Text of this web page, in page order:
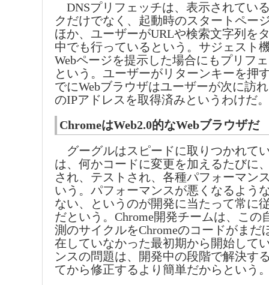
DNSプリフェッチは、表示されてい
クだけでなく、起動時のスタートペー
ほか、ユーザーがURLや検索文字列を
中でも行っているという。サジェスト
Webページを提示した場合にもプリフ
という。ユーザーがリターンキーを押
でにWebブラウザはユーザーが次に訪
のIPアドレスを取得済みというわけだ。
ChromeはWeb2.0的なWebブラウザだ
グーグルはスピードに取りつかれて
は、何かコードに変更を加えるたびに
され、テストされ、各種パフォーマン
いう。パフォーマンスが悪くなるよう
ない、というのが開発に当たって常に
だという。Chrome開発チームは、この
測のサイクルをChromeのコードがまだ
在していなかった最初期から開始して
ンスの問題は、開発中の段階で解決す
てから修正するより簡単だからという